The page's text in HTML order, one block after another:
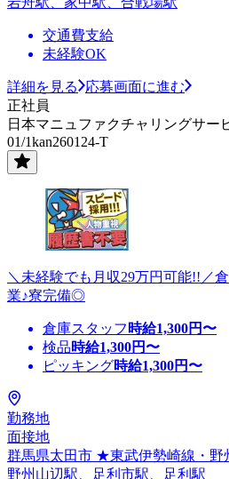
交通費支給
未経験OK
詳細を見る
応募画面に進む
正社員
日本マニュファクチャリングサー
01/1kan260124-T
＼未経験でも月収29万円可能!!／
業♪寮完備◎
倉庫スタッフ 時給1,300円〜
検品時給1,300円〜
ピッキング時給1,300円〜
勤務地
面接地
群馬県太田市 ★東武伊勢崎線・野
野州山辺駅、足利市駅、足利駅